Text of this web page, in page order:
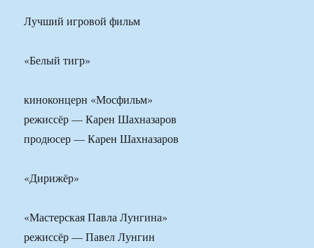
Лучший игровой фильм
«Белый тигр»
киноконцерн «Мосфильм»
режиссёр — Карен Шахназаров
продюсер — Карен Шахназаров
«Дирижёр»
«Мастерская Павла Лунгина»
режиссёр — Павел Лунгин